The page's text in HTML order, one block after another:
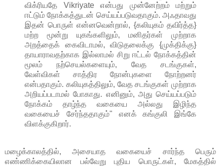
விக்ரியதே Vikriyate என்பது முன்னேற்றம் மற்றும்
ஈட்டும் நோக்கத்துடன் செய்யப்படுவதாகும். அஃதாவது
இதன் பொருள் என்னவென்றால், {கலியுகம் தவிர்த்த}
மற்ற மூன்று யுகங்களிலும், மனிதர்கள் முற்றாக
அறத்தைக் கைவிடாமல், விடுதலைக்கு {முக்திக்கு}
தாயாராவதற்காக இல்லாமல் சிறு ஈட்டல் நோக்கத்தின்
மூலம் நற்செயல்களையும், வேத சடங்குகள்,
வேள்விகள் சாத்திர நோன்புகளை நோற்றனர்
என்பதாகும். கலியுகத்திலும், வேத சடங்குகள் முற்றாக
அறியப்படாமல் போகாது. எனினும், அது செய்யப்படும்
நோக்கம் தாழ்ந்த வகையை அல்லது இழிந்த
வகையைச் சேர்ந்ததாகும்" எனக் கங்குலி இங்கே
விளக்குகிறார்.
மழைக்காலத்தில், அசையாத வகையைச் சார்ந்த பெரும்
எண்ணிக்கையிலான பல்வேறு புதிய பொருட்கள், மேகத்தில்